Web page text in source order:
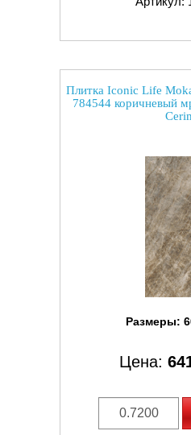
Плитка Iconic Life
784544 коричневый
Размеры:
Цена: